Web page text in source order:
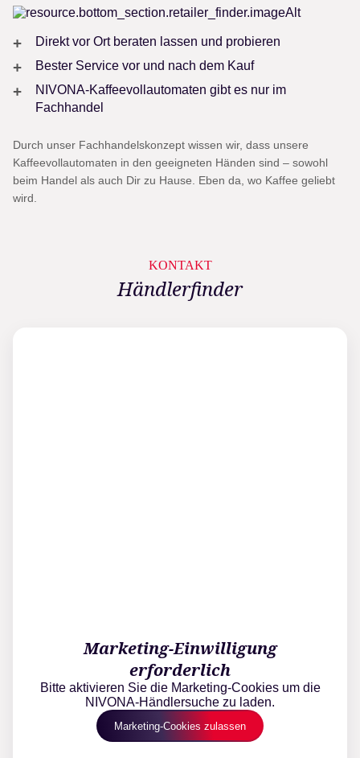
Direkt vor Ort beraten lassen und probieren
Bester Service vor und nach dem Kauf
NIVONA-Kaffeevollautomaten gibt es nur im
Fachhandel
Durch unser Fachhandelskonzept wissen wir, dass unsere
Kaffeevollautomaten in den geeigneten Händen sind – sowohl
beim Handel als auch Dir zu Hause. Eben da, wo Kaffee geliebt
wird.
KONTAKT
Händlerfinder
Marketing-Einwilligung
erforderlich
Bitte aktivieren Sie die Marketing-Cookies um die
NIVONA-Händlersuche zu laden.
Marketing-Cookies zulassen